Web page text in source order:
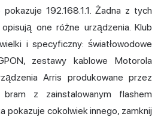
192.168.1.1. Żadna z tych
one różne urządzenia. Klub
i specyficzny: światłowodowe
zestawy kablowe Motorola
Arris produkowane przez
z zainstalowanym flashem
pokazuje cokolwiek innego, zamknij